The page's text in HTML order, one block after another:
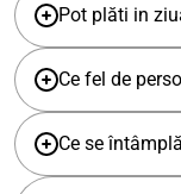
Pot plăti in
Ce fel de
Ce se